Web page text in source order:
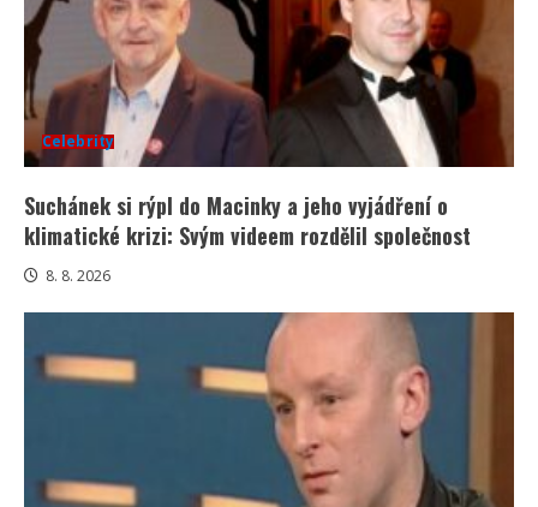
Celebrity
Suchánek si rýpl do Macinky a jeho vyjádření o
klimatické krizi: Svým videem rozdělil společnost
8. 8. 2026